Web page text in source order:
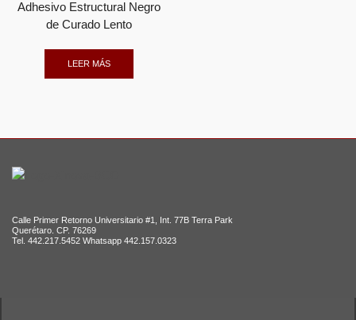
Adhesivo Estructural Negro
de Curado Lento
LEER MÁS
Calle Primer Retorno Universitario #1, Int. 77B Terra Park
Querétaro. CP. 76269
Tel. 442.217.5452 Whatsapp 442.157.0323